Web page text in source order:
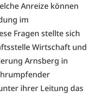
Anreize können
im
Fragen stellte sich
Wirtschaft und
Arnsberg in
ihrer Leitung das